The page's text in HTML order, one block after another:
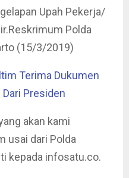
Upah Pekerja/
Polda
(15/3/2019)
Terima Dukumen
Presiden
akan kami
usai dari Polda
kepada infosatu.co.